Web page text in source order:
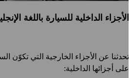
الأجزاء الداخلية للسيارة باللغة
تحدثنا عن الأجزاء الخارجية التي تكوّن
على أجزائها الداخلية: